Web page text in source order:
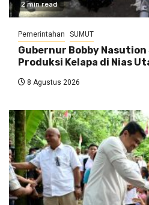
2 min read
Pemerintahan SUMUT
Gubernur Bobby Nasution
Produksi Kelapa di Nias
8 Agustus 2026